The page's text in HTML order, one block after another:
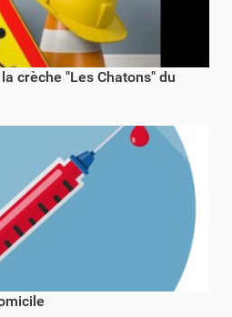
crèche "Les Chatons" du